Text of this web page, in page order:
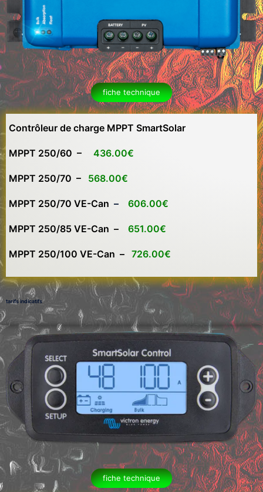
fiche technique
Contrôleur de charge MPPT SmartSolar
MPPT 250/60 – 436.00€
MPPT 250/70 – 568.00€
MPPT 250/70 VE-Can – 606.00€
MPPT 250/85 VE-Can – 651.00€
MPPT 250/100 VE-Can – 726.00€
tarifs indicatifs
fiche technique